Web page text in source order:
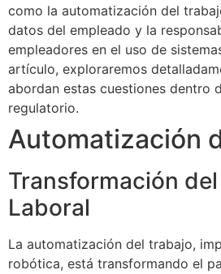
como la automatización del
datos del empleado y la
empleadores en el uso de
artículo, exploraremos
abordan estas cuestiones dentro
regulatorio.
Automatización
Transformación
Laboral
La automatización del trabajo,
robótica, está transformando el